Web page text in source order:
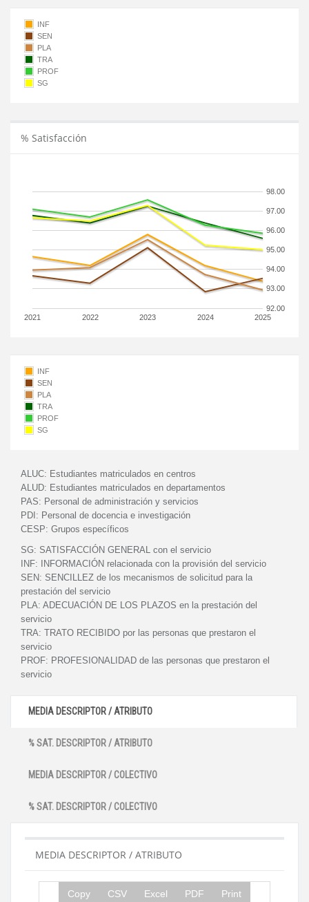
INF
SEN
PLA
TRA
PROF
SG
% Satisfacción
2021 2022 2023 2024 2025
92.00
93.00
94.00
95.00
96.00
97.00
98.00
INF
SEN
PLA
TRA
PROF
SG
ALUC: Estudiantes matriculados en centros
ALUD: Estudiantes matriculados en departamentos
PAS: Personal de administración y servicios
PDI: Personal de docencia e investigación
CESP: Grupos específicos
SG: SATISFACCIÓN GENERAL con el servicio
INF:
INFORMACIÓN relacionada con la provisión del servicio
SEN: SENCILLEZ de los mecanismos de solicitud para la
prestación del servicio
PLA: ADECUACIÓN DE LOS PLAZOS en la prestación del
servicio
TRA: TRATO RECIBIDO por las personas que prestaron el
servicio
PROF: PROFESIONALIDAD de las personas que prestaron el
servicio
MEDIA DESCRIPTOR / ATRIBUTO
% SAT. DESCRIPTOR / ATRIBUTO
MEDIA DESCRIPTOR / COLECTIVO
% SAT. DESCRIPTOR / COLECTIVO
MEDIA DESCRIPTOR / ATRIBUTO
Copy CSV Excel PDF Print